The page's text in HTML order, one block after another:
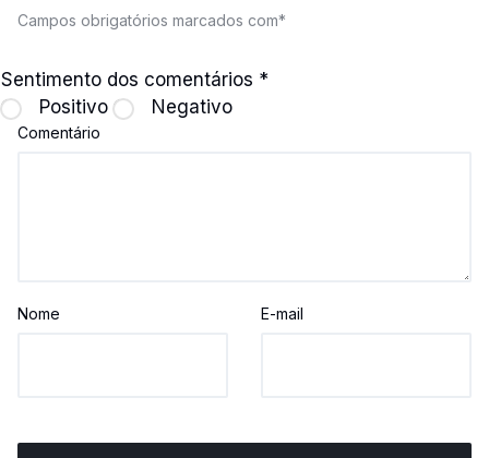
Campos obrigatórios marcados com*
Sentimento dos comentários *
Positivo
Negativo
Comentário
Nome E-mail